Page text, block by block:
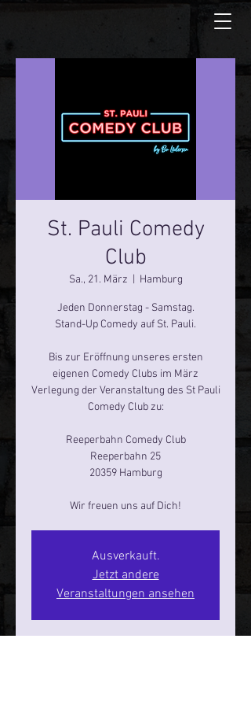
St. Pauli Comedy
Club
Sa., 21. März Hamburg
Jeden Donnerstag - Samstag.
Stand-Up Comedy auf St. Pauli.
Bis zur Eröffnung unseres ersten
eigenen Comedy Clubs im März
Verlegung der Veranstaltung des St Pauli
Comedy Club zu:
Reeperbahn Comedy Club
Reeperbahn 25
20359 Hamburg
Ausverkauft.
Jetzt andere
Veranstaltungen ansehen